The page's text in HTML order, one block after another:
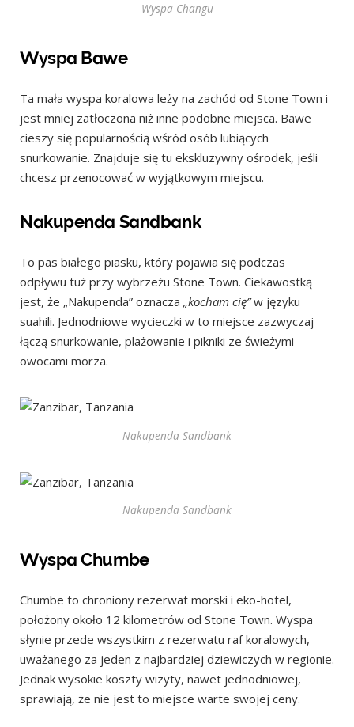
Wyspa Changu
Wyspa Bawe
Ta mała wyspa koralowa leży na zachód od Stone Town i
jest mniej zatłoczona niż inne podobne miejsca. Bawe
cieszy się popularnością wśród osób lubiących
snurkowanie. Znajduje się tu ekskluzywny ośrodek, jeśli
chcesz przenocować w wyjątkowym miejscu.
Nakupenda Sandbank
To pas białego piasku, który pojawia się podczas
odpływu tuż przy wybrzeżu Stone Town. Ciekawostką
jest, że „Nakupenda” oznacza „kocham cię”w języku
suahili. Jednodniowe wycieczki w to miejsce zazwyczaj
łączą snurkowanie, plażowanie i pikniki ze świeżymi
owocami morza.
Nakupenda Sandbank
Nakupenda Sandbank
Wyspa Chumbe
Chumbe to chroniony rezerwat morski i eko-hotel,
położony około 12 kilometrów od Stone Town. Wyspa
słynie przede wszystkim z rezerwatu raf koralowych,
uważanego za jeden z najbardziej dziewiczych w regionie.
Jednak wysokie koszty wizyty, nawet jednodniowej,
sprawiają, że nie jest to miejsce warte swojej ceny.